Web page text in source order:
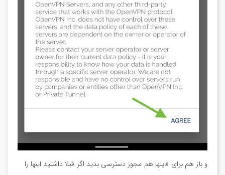
و باز هم برای فایلها هم مجوز دسترسی بدید اگر قبلا داشتید اینها را